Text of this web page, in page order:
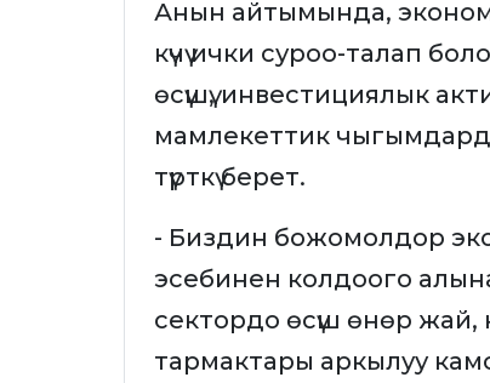
Анын айтымында,
күчү ички суроо-талап
өсүшү, инвестициялык
мамлекеттик
түрткү берет.
- Биздин божомолдор
эсебинен колдоого
сектордо өсүш өнөр жай,
тармактары аркылуу